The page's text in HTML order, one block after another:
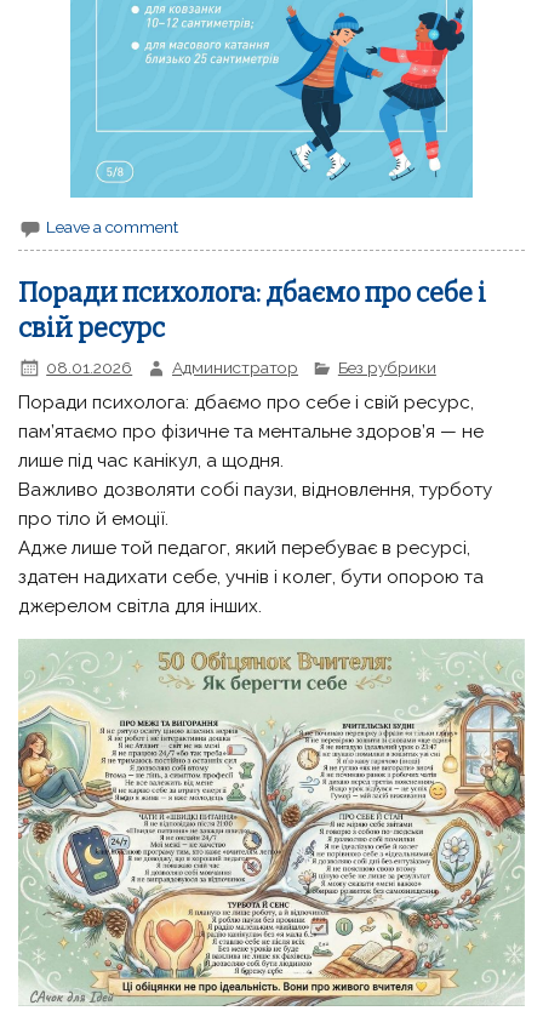
Leave a comment
Поради психолога: дбаємо про себе і
свій ресурс
08.01.2026 Администратор Без рубрики
Поради психолога: дбаємо про себе і свій ресурс,
пам’ятаємо про фізичне та ментальне здоров’я — не
лише під час канікул, а щодня.
Важливо дозволяти собі паузи, відновлення, турботу
про тіло й емоції.
Адже лише той педагог, який перебуває в ресурсі,
здатен надихати себе, учнів і колег, бути опорою та
джерелом світла для інших.